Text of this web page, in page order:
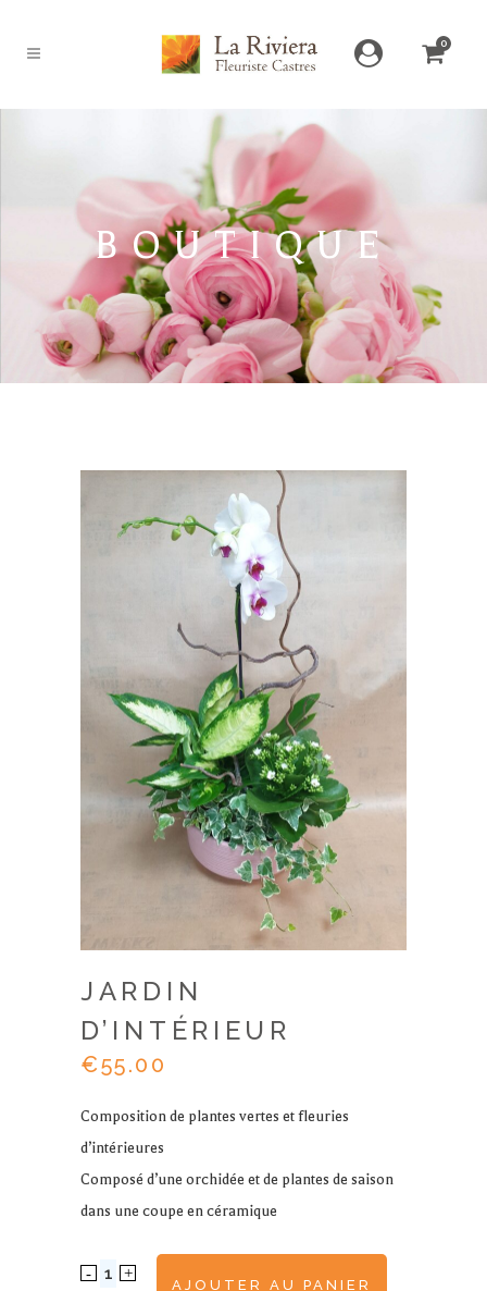
0
BOUTIQUE
JARDIN
D’INTÉRIEUR
€55.00
Composition de plantes vertes et fleuries
d’intérieures
Composé d’une orchidée et de plantes de saison
dans une coupe en céramique
Jardin
AJOUTER AU PANIER